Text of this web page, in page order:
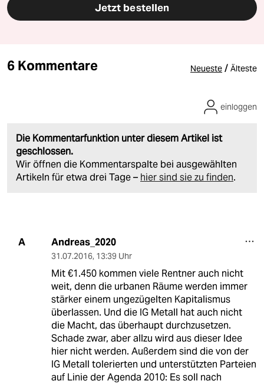
Jetzt bestellen
6 Kommentare Neueste / Älteste
Die Kommentarfunktion unter diesem Artikel ist
geschlossen.
Wir öffnen die Kommentarspalte bei ausgewählten
Artikeln für etwa drei Tage – hier sind sie zu finden.
einloggen
A Andreas_2020
31.07.2016, 13:39 Uhr
Mit €1.450 kommen viele Rentner auch nicht
weit, denn die urbanen Räume werden immer
stärker einem ungezügelten Kapitalismus
überlassen. Und die IG Metall hat auch nicht
die Macht, das überhaupt durchzusetzen.
Schade zwar, aber allzu wird aus dieser Idee
hier nicht werden. Außerdem sind die von der
IG Metall tolerierten und unterstützten Parteien
auf Linie der Agenda 2010: Es soll nach